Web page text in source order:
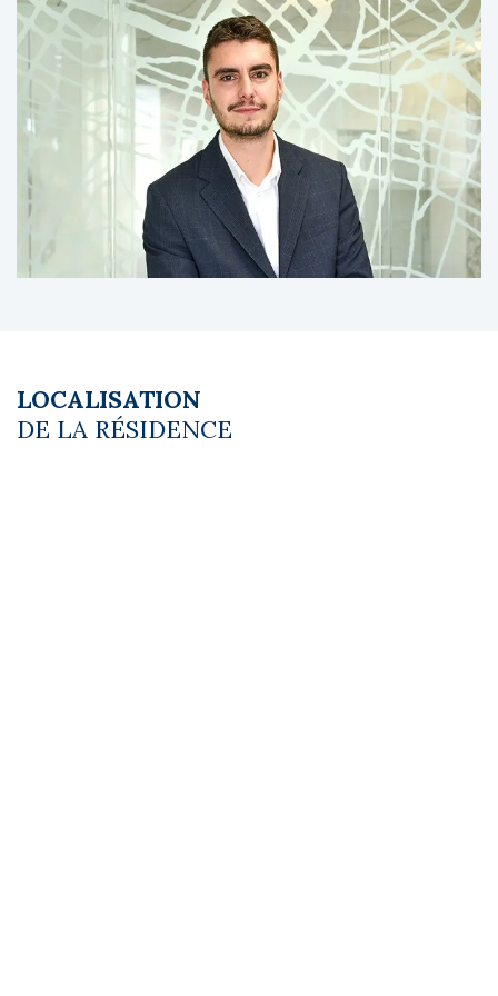
copropriété compte environ 100 logements.
À propos du gestionnaire occupant :
Logely, intégrée au Groupe Résidis est un
acteur de référence de l’hébergement social
et d’affaires en Île-de-France, leader avec
plusieurs dizaines de résidences exploitées
et un parc d’appartements autonomes
entièrement équipés.
Les diagnostics sont en cours de réalisation.
27705 Bien soumis au statut juridique de la
Copropriété. Charges annuelles de
copropriété (Montant moyen annuel quote-
LOCALISATION
DE LA RÉSIDENCE